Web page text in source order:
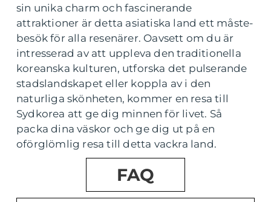
sin unika charm och fascinerande
attraktioner är detta asiatiska land ett måste-
besök för alla resenärer. Oavsett om du är
intresserad av att uppleva den traditionella
koreanska kulturen, utforska det pulserande
stadslandskapet eller koppla av i den
naturliga skönheten, kommer en resa till
Sydkorea att ge dig minnen för livet. Så
packa dina väskor och ge dig ut på en
oförglömlig resa till detta vackra land.
FAQ